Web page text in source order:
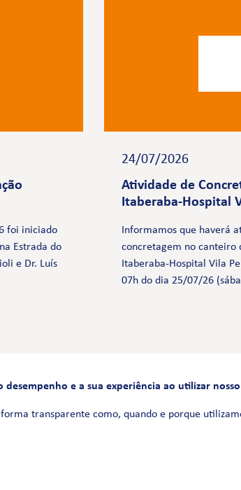
foi iniciado
Estrada do
e Dr. Luís
24/07/2026
Atividade de
Itaberaba-Hospital
Informamos que haverá
concretagem no canteiro
Itaberaba-Hospital Vila
07h do dia 25/07/26
FALE
0800
e a sua experiência ao utilizar
transparente como, quando e porque